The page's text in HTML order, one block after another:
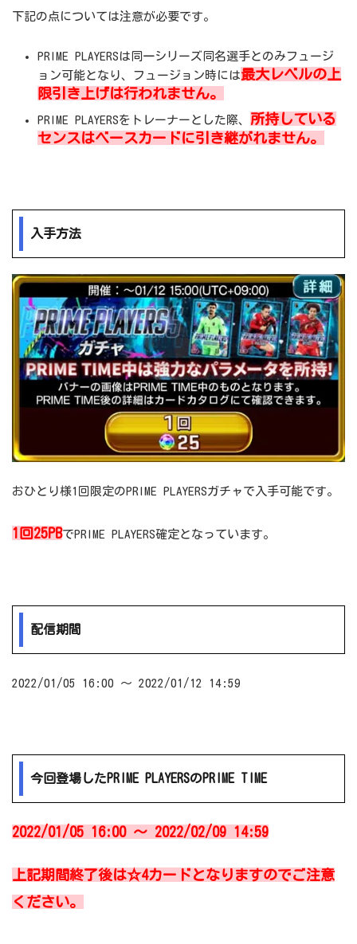
下記の点については注意が必要です。
PRIME PLAYERSは同一シリーズ同名選手とのみフュージ
ョン可能となり、フュージョン時には最大レベルの上
限引き上げは行われません。
PRIME PLAYERSをトレーナーとした際、 所持している
センスはベースカードに引き継がれません。
入手方法
おひとり様1回限定のPRIME PLAYERSガチャで入手可能です。
1回25PBでPRIME PLAYERS確定となっています。
配信期間
2022/01/05 16:00 ～ 2022/01/12 14:59
今回登場したPRIME PLAYERSのPRIME TIME
2022/01/05 16:00 ～ 2022/02/09 14:59
上記期間終了後は☆4カードとなりますのでご注意
ください。